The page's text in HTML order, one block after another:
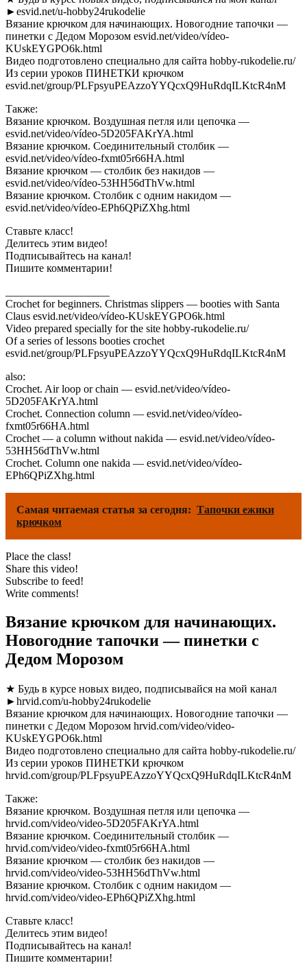
►esvid.net/u-hobby24rukodelie
Вязание крючком для начинающих. Новогодние тапочки —
пинетки с Дедом Морозом esvid.net/video/vídeo-
KUskEYGPO6k.html
Видео подготовлено специально для сайта hobby-rukodelie.ru/
Из серии уроков ПИНЕТКИ крючком
esvid.net/group/PLFpsyuPEAzzoYYQcxQ9HuRdqILKtcR4nM
Также:
Вязание крючком. Воздушная петля или цепочка —
esvid.net/video/vídeo-5D205FAKrYA.html
Вязание крючком. Соединительный столбик —
esvid.net/video/vídeo-fxmt05r66HA.html
Вязание крючком — столбик без накидов —
esvid.net/video/vídeo-53HH56dThVw.html
Вязание крючком. Столбик с одним накидом —
esvid.net/video/vídeo-EPh6QPiZXhg.html
Ставьте класс!
Делитесь этим видео!
Подписывайтесь на канал!
Пишите комментарии!
Crochet for beginners. Christmas slippers — booties with Santa
Claus esvid.net/video/vídeo-KUskEYGPO6k.html
Video prepared specially for the site hobby-rukodelie.ru/
Of a series of lessons booties crochet
esvid.net/group/PLFpsyuPEAzzoYYQcxQ9HuRdqILKtcR4nM
also:
Crochet. Air loop or chain — esvid.net/video/vídeo-
5D205FAKrYA.html
Crochet. Connection column — esvid.net/video/vídeo-
fxmt05r66HA.html
Crochet — a column without nakida — esvid.net/video/vídeo-
53HH56dThVw.html
Crochet. Column one nakida — esvid.net/video/vídeo-
EPh6QPiZXhg.html
Самая читаемая статья за сегодня: Тапочки ежики
крючком
Place the class!
Share this video!
Subscribe to feed!
Write comments!
Вязание крючком для начинающих.
Новогодние тапочки — пинетки с
Дедом Морозом
★ Будь в курсе новых видео, подписывайся на мой канал
►hrvid.com/u-hobby24rukodelie
Вязание крючком для начинающих. Новогодние тапочки —
пинетки с Дедом Морозом hrvid.com/video/video-
KUskEYGPO6k.html
Видео подготовлено специально для сайта hobby-rukodelie.ru/
Из серии уроков ПИНЕТКИ крючком
hrvid.com/group/PLFpsyuPEAzzoYYQcxQ9HuRdqILKtcR4nM
Также:
Вязание крючком. Воздушная петля или цепочка —
hrvid.com/video/video-5D205FAKrYA.html
Вязание крючком. Соединительный столбик —
hrvid.com/video/video-fxmt05r66HA.html
Вязание крючком — столбик без накидов —
hrvid.com/video/video-53HH56dThVw.html
Вязание крючком. Столбик с одним накидом —
hrvid.com/video/video-EPh6QPiZXhg.html
Ставьте класс!
Делитесь этим видео!
Подписывайтесь на канал!
Пишите комментарии!